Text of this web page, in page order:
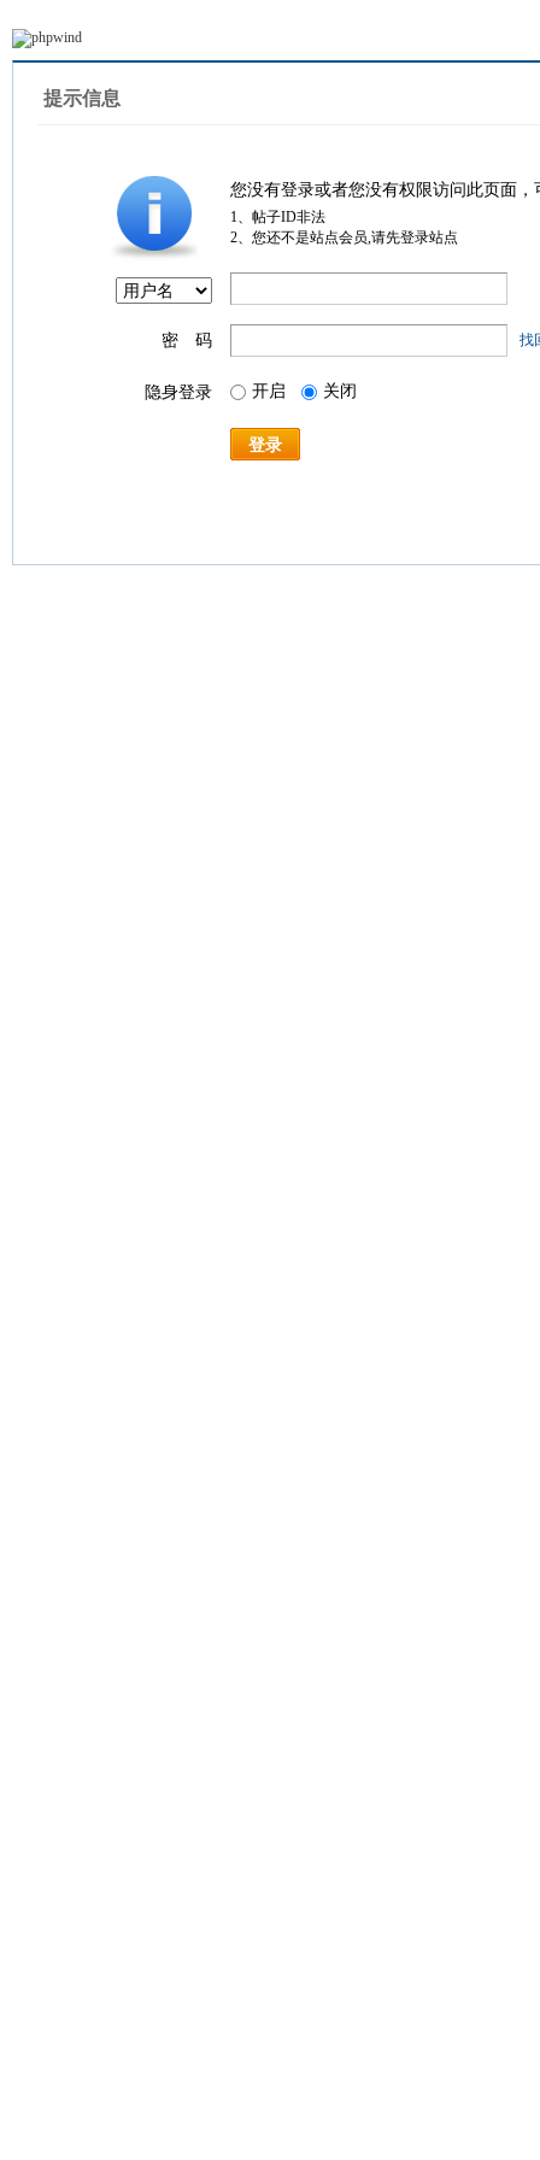
提示信息
您没有登录或者您没有权限访问此页面
1、帖子ID非法
2、您还不是站点会员,请先登录站点
密 码 找
隐身登录 开启 关闭
登录